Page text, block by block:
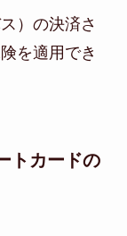
）の決済さ
を適用でき
トカードの